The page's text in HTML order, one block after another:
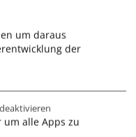
um daraus
der
um alle Apps zu